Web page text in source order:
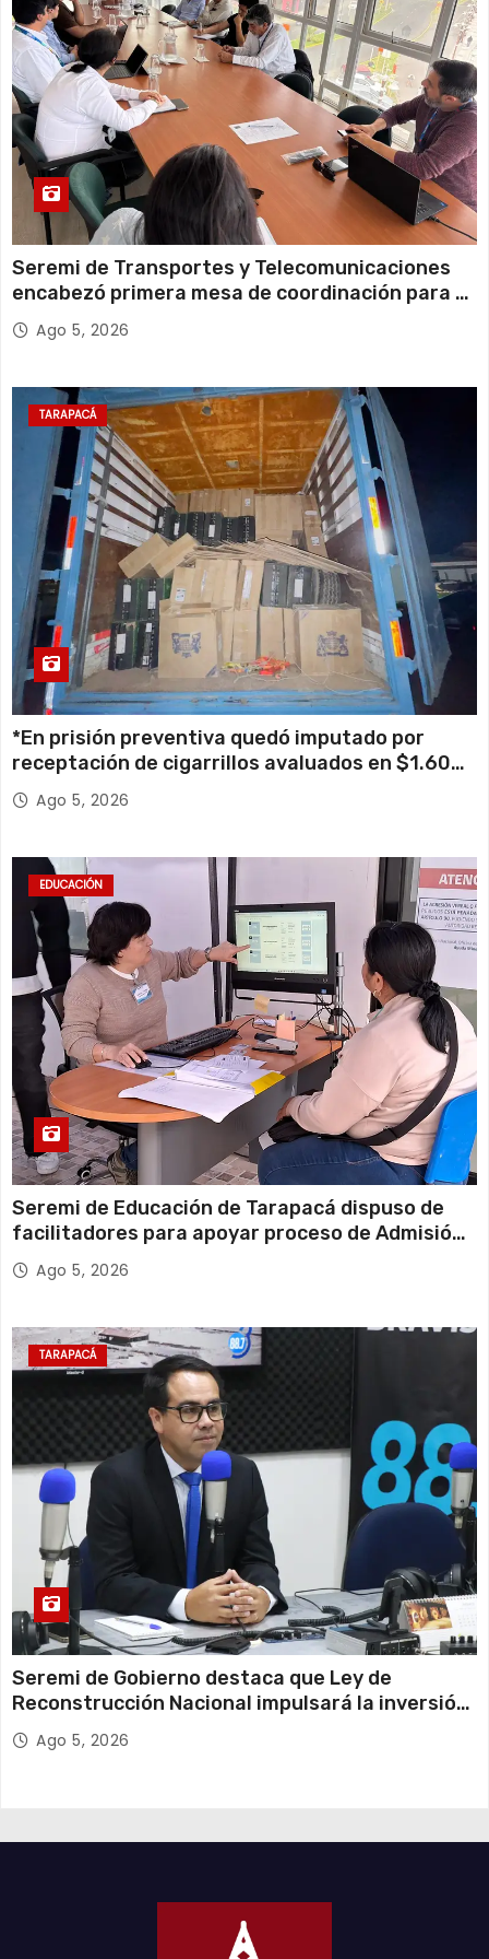
Viernes
Seremi de Transportes y Telecomunicaciones
encabezó primera mesa de coordinación para el
retiro de cables en desuso en Iquique
Ago 5, 2026
TARAPACÁ
*En prisión preventiva quedó imputado por
receptación de cigarrillos avaluados en $1.600
millones*
Ago 5, 2026
EDUCACIÓN
Seremi de Educación de Tarapacá dispuso de
facilitadores para apoyar proceso de Admisión
Escolar 2027
Ago 5, 2026
TARAPACÁ
Seremi de Gobierno destaca que Ley de
Reconstrucción Nacional impulsará la inversión
y el empleo en Tarapacá
Ago 5, 2026